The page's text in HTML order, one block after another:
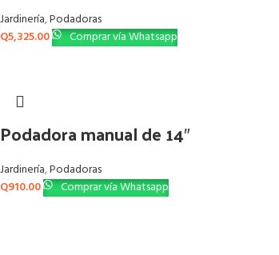
Jardinería,Podadoras
Q5,325.00 Comprar vía Whatsapp
Podadora manual de 14″
Jardinería,Podadoras
Q910.00 Comprar vía Whatsapp